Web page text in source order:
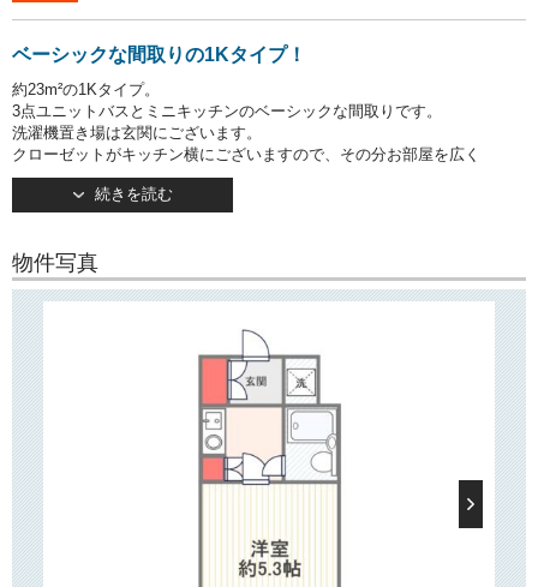
ベーシックな間取りの1Kタイプ！
約23m²の1Kタイプ。
3点ユニットバスとミニキッチンのベーシックな間取りです。
洗濯機置き場は玄関にございます。
クローゼットがキッチン横にございますので、その分お部屋を広く
お使いいただけます。
東京メトロ丸ノ内線・南北線「後楽園」駅・都営三田線・大江戸線「春
日」駅
徒歩7分！
4路線利用可で、通勤・通学にとても便利な立地です。
敷地内駐輪場がございますので、自転車通勤・通学をお考えの方にも
近隣には「富坂警察署」や区立「礫川小学校」がございます。
徒歩10分圏内にコンビニ・スーパー「まいばすけっと」がございますの
続きを読む
物件写真